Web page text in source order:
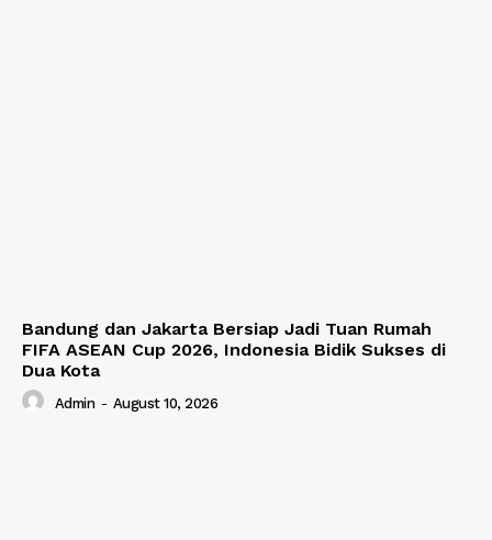
Bandung dan Jakarta Bersiap Jadi Tuan Rumah
FIFA ASEAN Cup 2026, Indonesia Bidik Sukses di
Dua Kota
Admin - August 10, 2026